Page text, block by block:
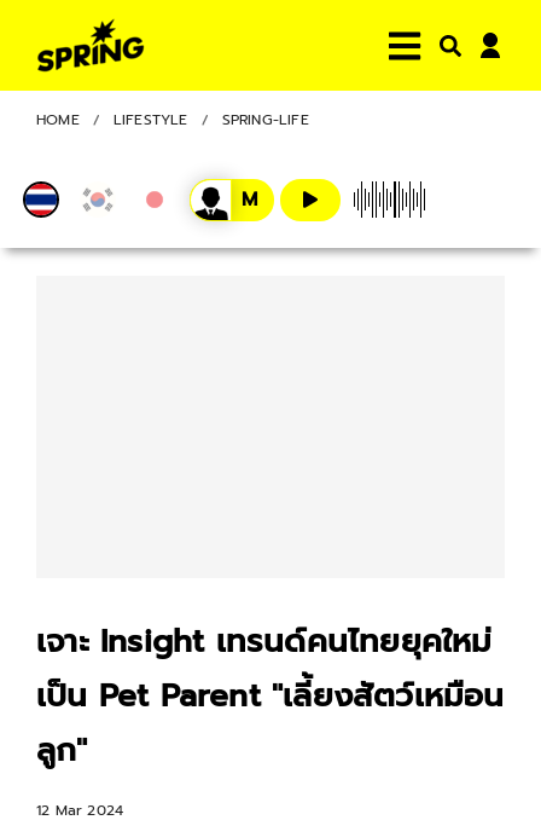
HOME LIFESTYLE SPRING-LIFE
เจาะ Insight เทรนด์คนไทยยุคใหม่
เป็น Pet Parent "เลี้ยงสัตว์เหมือน
ลูก"
12 Mar 2024